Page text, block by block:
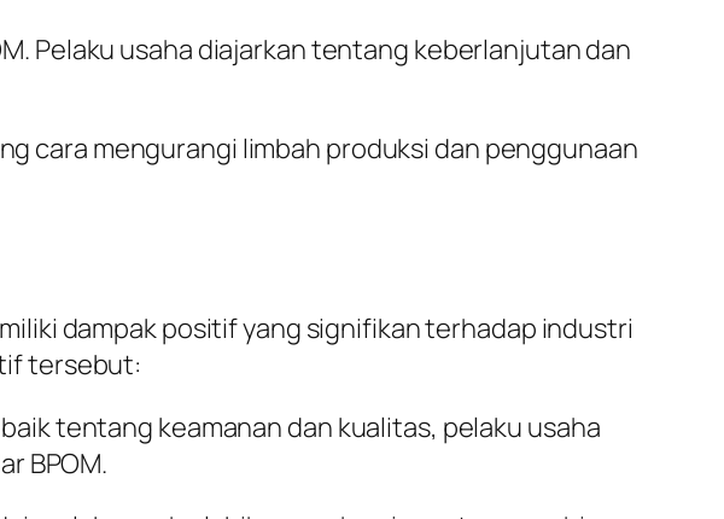
Pelaku usaha diajarkan tentang keberlanjutan dan
cara mengurangi limbah produksi dan penggunaan
dampak positif yang signifikan terhadap industri
tersebut:
tentang keamanan dan kualitas, pelaku usaha
BPOM.